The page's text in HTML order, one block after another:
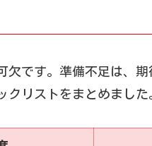
です。準備不足は、
リストをまとめました